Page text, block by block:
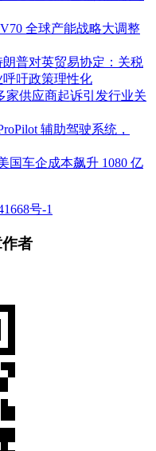
全球产能战略大调整
普对英贸易协定：关税
吁政策理性化
家供应商起诉引发行业关
辅助驾驶系统，
国车企成本飙升 1080 亿
号-1
者